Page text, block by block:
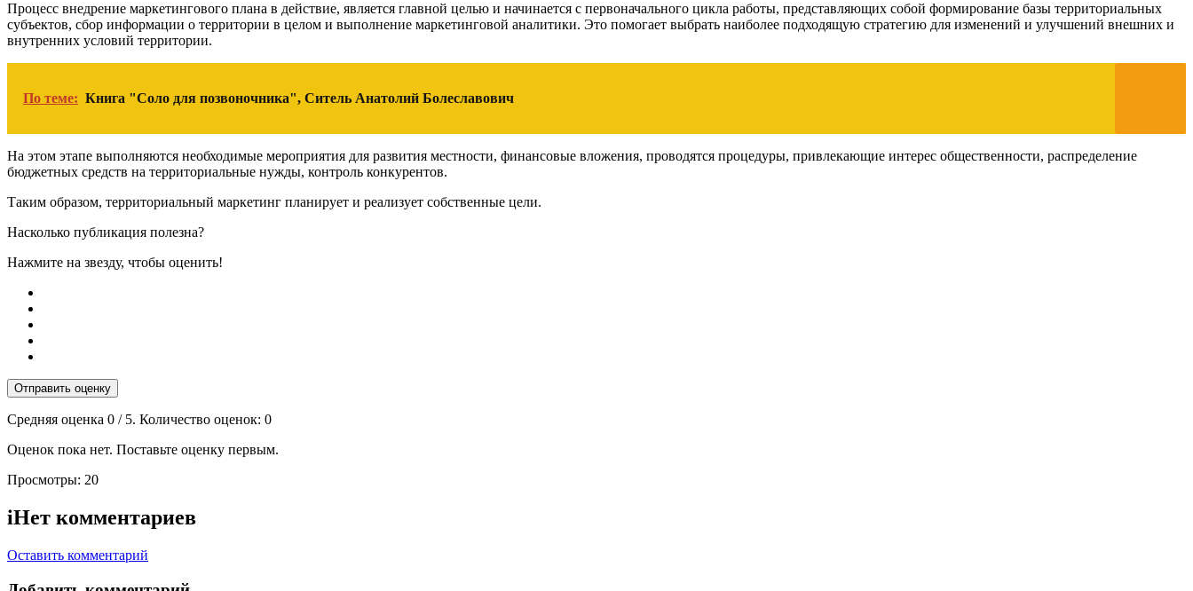
Процесс внедрение маркетингового плана в действие, является главной целью и начинается с первоначального цикла работы, представляющих собой формирование базы территориальных
субъектов, сбор информации о территории в целом и выполнение маркетинговой аналитики. Это помогает выбрать наиболее подходящую стратегию для изменений и улучшений внешних и
внутренних условий территории.
По теме: Книга "Соло для позвоночника", Ситель Анатолий Болеславович
На этом этапе выполняются необходимые мероприятия для развития местности, финансовые вложения, проводятся процедуры, привлекающие интерес общественности, распределение
бюджетных средств на территориальные нужды, контроль конкурентов.
Таким образом, территориальный маркетинг планирует и реализует собственные цели.
Насколько публикация полезна?
Нажмите на звезду, чтобы оценить!
Отправить оценку
Средняя оценка 0 / 5. Количество оценок: 0
Оценок пока нет. Поставьте оценку первым.
Просмотры: 20
iНет комментариев
Оставить комментарий